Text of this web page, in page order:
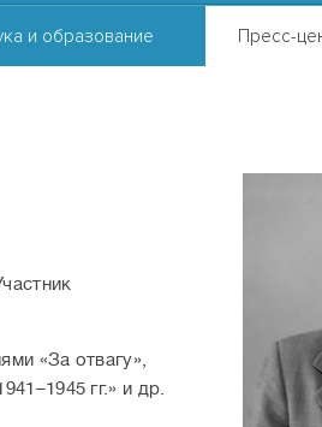
и образование Пресс-
«За отвагу»,
гг.» и др.